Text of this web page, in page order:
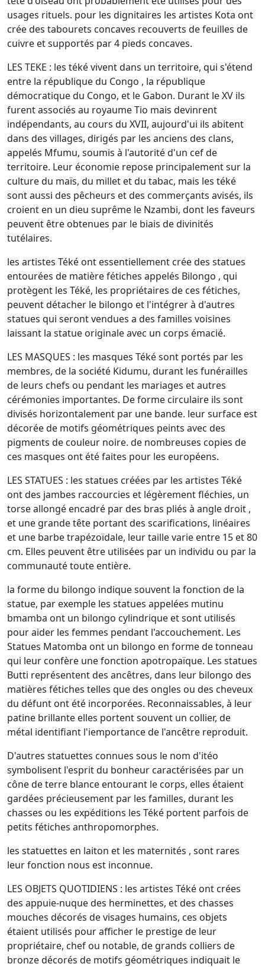
usages rituels. pour les dignitaires les artistes Kota ont
crée des tabourets concaves recouverts de feuilles de
cuivre et supportés par 4 pieds concaves.
LES TEKE : les téké vivent dans un territoire, qui s'étend
entre la république du Congo , la république
démocratique du Congo, et le Gabon. Durant le XV ils
furent associés au royaume Tio mais devinrent
indépendants, au cours du XVII, aujourd'ui ils abitent
dans des villages, dirigés par les anciens des clans,
appelés Mfumu, soumis à l'autorité d'un cef de
territoire. Leur économie repose principalement sur la
culture du maïs, du millet et du tabac, mais les téké
sont aussi des pêcheurs et des commerçants avisés, ils
croient en un dieu suprême le Nzambi, dont les faveurs
peuvent être obtenues par le biais de divinités
tutélaires.
les artistes Téké ont essentiellement crée des statues
entourées de matière fétiches appelés Bilongo , qui
protègent les Téké, les propriétaires de ces fétiches,
peuvent détacher le bilongo et l'intégrer à d'autres
statues qui seront vendues a des familles voisines
laissant la statue originale avec un corps émacié.
LES MASQUES : les masques Téké sont portés par les
membres, de la société Kidumu, durant les funérailles
de leurs chefs ou pendant les mariages et autres
cérémonies importantes. De forme circulaire ils sont
divisés horizontalement par une bande. leur surface est
décorée de motifs géométriques peints avec des
pigments de couleur noire. de nombreuses copies de
ces masques ont été faites pour les européens.
LES STATUES : les statues créées par les artistes Téké
ont des jambes raccourcies et légèrement fléchies, un
torse allongé encadré par des bras pliés à angle droit ,
et une grande tête portant des scarifications, linéaires
et une barbe trapézoïdale, leur taille varie entre 15 et 80
cm. Elles peuvent être utilisées par un individu ou par la
communauté toute entière.
la forme du bilongo indique souvent la fonction de la
statue, par exemple les statues appelées mutinu
bmamba ont un bilongo cylindrique et sont utilisés
pour aider les femmes pendant l'accouchement. Les
Statues Matomba ont un bilongo en forme de tonneau
qui leur confère une fonction apotropaïque. Les statues
Butti représentent des ancêtres, dans leur bilongo des
matières fétiches telles que des ongles ou des cheveux
du défunt ont été incorporées. Reconnaissables, à leur
patine brillante elles portent souvent un collier, de
métal identifiant l'iemportance de l'ancêtre reproduit.
D'autres statuettes connues sous le nom d'itéo
symbolisent l'esprit du bonheur caractérisées par un
cône de terre blance entourant le corps, elles étaient
gardées précieusement par les familles, durant les
chasses ou les expéditions les Téké portent parfois de
petits fétiches anthropomorphes.
les statuettes en laiton et les maternités , sont rares
leur fonction nous est inconnue.
LES OBJETS QUOTIDIENS : les artistes Téké ont crées
des appuie-nuque des herminettes, et des chasses
mouches décorés de visages humains, ces objets
étaient utilisés pour afficher le prestige de leur
propriétaire, chef ou notable, de grands colliers de
bronze décorés de motifs géométriques indiquait le